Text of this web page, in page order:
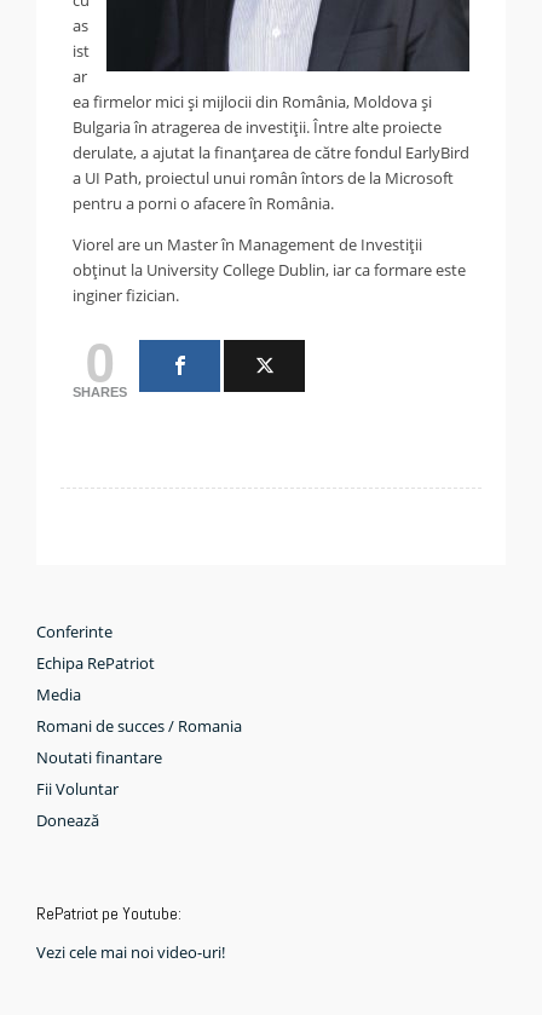
as
ist
ar
ea firmelor mici și mijlocii din România, Moldova și
Bulgaria în atragerea de investiții. Între alte proiecte
derulate, a ajutat la finanțarea de către fondul EarlyBird
a UI Path, proiectul unui român întors de la Microsoft
pentru a porni o afacere în România.
Viorel are un Master în Management de Investiții
obținut la University College Dublin, iar ca formare este
inginer fizician.
0
SHARES
Conferinte
Echipa RePatriot
Media
Romani de succes / Romania
Noutati finantare
Fii Voluntar
Donează
RePatriot pe Youtube:
Vezi cele mai noi video-uri!